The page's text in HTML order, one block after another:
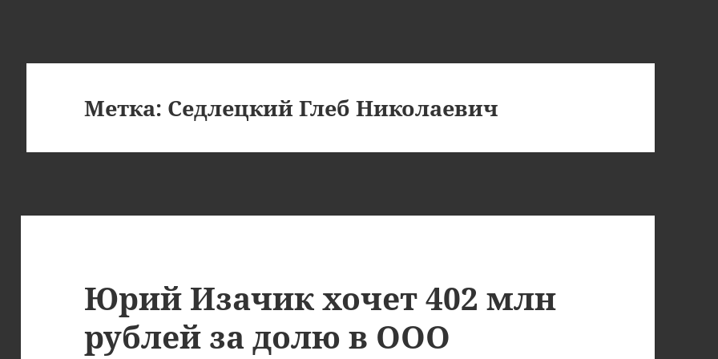
Метка: Седлецкий Глеб Николаевич
Юрий Изачик хочет 402 млн
рублей за долю в ООО